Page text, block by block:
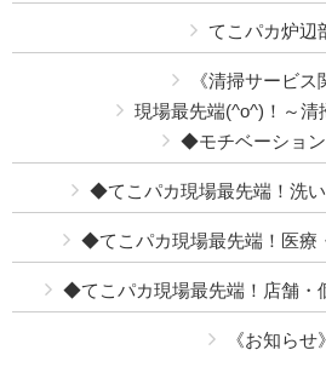
てこパカ炉辺
《清掃サービス
現場最先端(^o^)！～清
◆モチベーショ
◆てこパカ現場最先端！洗
◆てこパカ現場最先端！医療
◆てこパカ現場最先端！店舗・
《お知らせ》